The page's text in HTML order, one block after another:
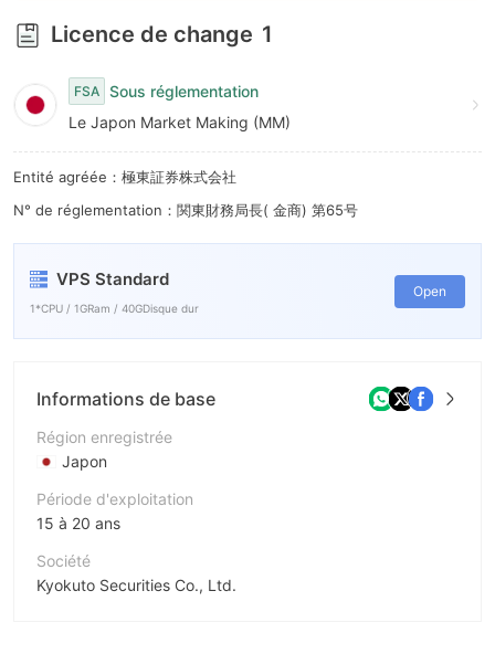
Licence de change 1
FSA Sous réglementation
Le Japon Market Making (MM)
Entité agréée：極東証券株式会社
N° de réglementation：関東財務局長( 金商) 第65号
VPS Standard
1*CPU / 1GRam / 40GDisque dur
Open
Informations de base
Région enregistrée
Japon
Période d'exploitation
15 à 20 ans
Société
Kyokuto Securities Co., Ltd.